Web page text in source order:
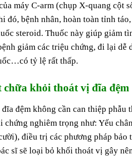
máy C-arm (chụp X-quang cột
đó, bệnh nhân, hoàn toàn tỉnh
steroid. Thuốc này giúp giảm
giảm các triệu chứng, đi lại
tỷ lệ rất thấp.
chữa khỏi thoát vị đĩa đệm
đệm không cần can thiệp
chứng nghiêm trọng như: Yếu
điều trị các phương pháp
sĩ sẽ loại bỏ khối thoát vị gây